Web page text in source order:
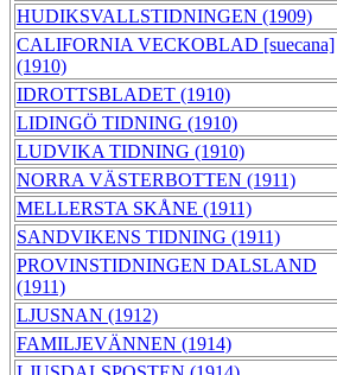
HUDIKSVALLSTIDNINGEN (1909)
CALIFORNIA VECKOBLAD [suecana]
(1910)
IDROTTSBLADET (1910)
LIDINGÖ TIDNING (1910)
LUDVIKA TIDNING (1910)
NORRA VÄSTERBOTTEN (1911)
MELLERSTA SKÅNE (1911)
SANDVIKENS TIDNING (1911)
PROVINSTIDNINGEN DALSLAND
(1911)
LJUSNAN (1912)
FAMILJEVÄNNEN (1914)